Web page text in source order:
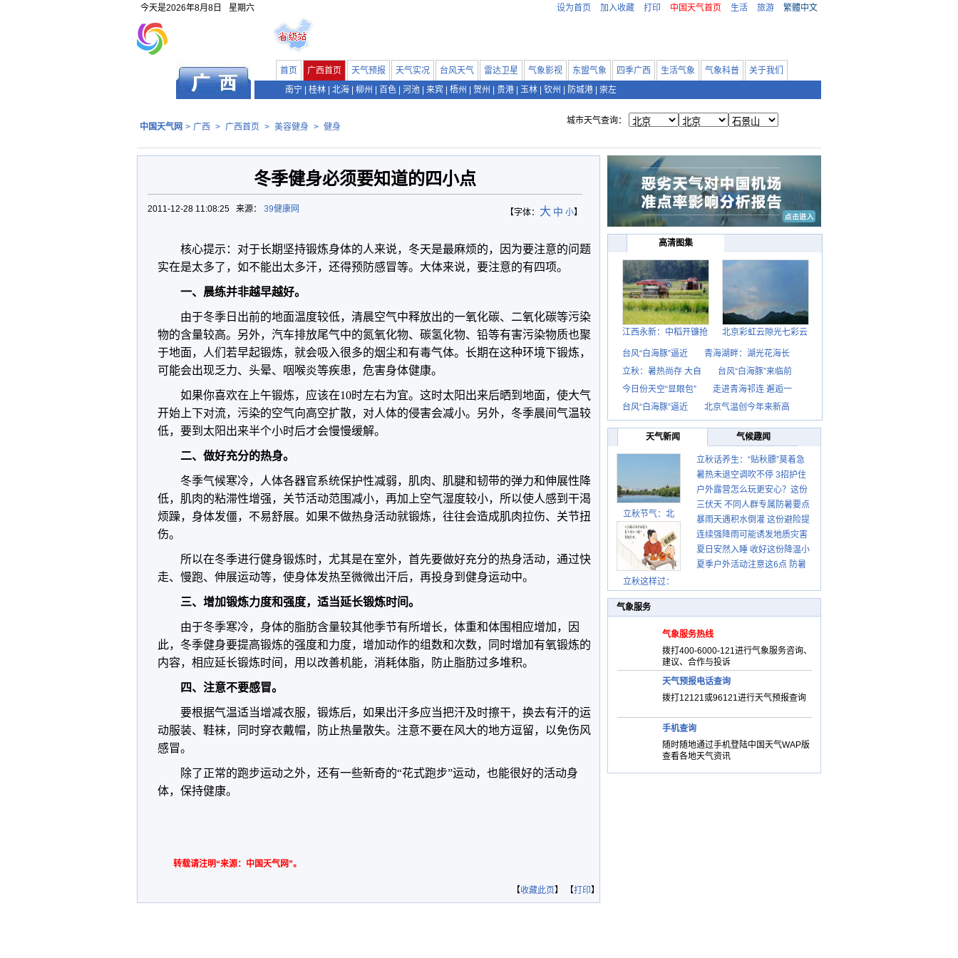
今天是2026年8月8日 星期六 设为首页 加入收藏 打印 中国天气首页 生活 旅游 繁體中文
首页 广西首页 天气预报 天气实况 台风天气 雷达卫星 气象影视 东盟气象 四季广西 生活气象 气象科普
关于我们
南宁
桂林 北海 柳州 百色 河池 来宾 梧州 贺州 贵港 玉林 钦州 防城港 崇左
中国天气网 > 广西 > 广西首页 > 美容健身 > 健身
城市天气查询：
冬季健身必须要知道的四小点
【字体： 大 中 小】
2011-12-28 11:08:25 来源： 39健康网
核心提示：对于长期坚持锻炼身体的人来说，冬天是最麻烦的，因为要注意的问题
实在是太多了，如不能出太多汗，还得预防感冒等。大体来说，要注意的有四项。
一、晨练并非越早越好。
由于冬季日出前的地面温度较低，清晨空气中释放出的一氧化碳、二氧化碳等污染
物的含量较高。另外，汽车排放尾气中的氮氧化物、碳氢化物、铅等有害污染物质也聚
于地面，人们若早起锻炼，就会吸入很多的烟尘和有毒气体。长期在这种环境下锻炼，
可能会出现乏力、头晕、咽喉炎等疾患，危害身体健康。
如果你喜欢在上午锻炼，应该在10时左右为宜。这时太阳出来后晒到地面，使大气
开始上下对流，污染的空气向高空扩散，对人体的侵害会减小。另外，冬季晨间气温较
低，要到太阳出来半个小时后才会慢慢缓解。
二、做好充分的热身。
冬季气候寒冷，人体各器官系统保护性减弱，肌肉、肌腱和韧带的弹力和伸展性降
低，肌肉的粘滞性增强，关节活动范围减小，再加上空气湿度较小，所以使人感到干渴
烦躁，身体发僵，不易舒展。如果不做热身活动就锻炼，往往会造成肌肉拉伤、关节扭
伤。
所以在冬季进行健身锻炼时，尤其是在室外，首先要做好充分的热身活动，通过快
走、慢跑、伸展运动等，使身体发热至微微出汗后，再投身到健身运动中。
三、增加锻炼力度和强度，适当延长锻炼时间。
由于冬季寒冷，身体的脂肪含量较其他季节有所增长，体重和体围相应增加，因
此，冬季健身要提高锻炼的强度和力度，增加动作的组数和次数，同时增加有氧锻炼的
内容，相应延长锻炼时间，用以改善机能，消耗体脂，防止脂肪过多堆积。
四、注意不要感冒。
要根据气温适当增减衣服，锻炼后，如果出汗多应当把汗及时擦干，换去有汗的运
动服装、鞋袜，同时穿衣戴帽，防止热量散失。注意不要在风大的地方逗留，以免伤风
感冒。
除了正常的跑步运动之外，还有一些新奇的“花式跑步”运动，也能很好的活动身
体，保持健康。
转载请注明“来源：中国天气网”。
【收藏此页】 【打印】
高清图集
江西永新：中稻开镰抢 北京彩虹云隙光七彩云
台风“白海豚”逼近
青海湖畔：湖光花海长
立秋：暑热尚存 大自
台风“白海豚”来临前
今日份天空“显眼包”
走进青海祁连 邂逅一
台风“白海豚”逼近
北京气温创今年来新高
天气新闻 气候趣闻
立秋节气：北
立秋这样过：
立秋话养生：“贴秋膘”莫着急
先清暑再防燥
暑热未退空调吹不停 3招护住
肩颈不酸痛
户外露营怎么玩更安心？这份
攻略请收好
三伏天 不同人群专属防暑要点
请收好
暴雨天遇积水倒灌 这份避险提
示请收好
连续强降雨可能诱发地质灾害
这些前兆要知道
夏日安然入睡 收好这份降温小
贴士
夏季户外活动注意这6点 防暑
气象服务
气象服务热线
拨打400-6000-121进行气象服务咨询、
建议、合作与投诉
天气预报电话查询
拨打12121或96121进行天气预报查询
手机查询
随时随地通过手机登陆中国天气WAP版
查看各地天气资讯